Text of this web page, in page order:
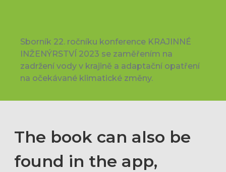
Sborník 22. ročníku konference KRAJINNÉ
INŽENÝRSTVÍ 2023 se zaměřením na
zadržení vody v krajině a adaptační opatření
na očekávané klimatické změny.
The book can also be
found in the app,